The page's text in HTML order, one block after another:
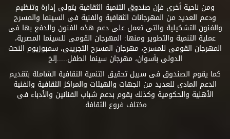
ومن ناحية أخرى فإن صندوق التنمية الثقافية يتولى إدارة وتنظيم
ودعم العديد من المهرجانات الثقافية والفنية فى السينما والمسرح
والفنون التشكيلية والتى تعمل على دعم هذه الفنون والدفع بها فى
عملية التنمية والتطوير ومنها: المهرجان القومى للسينما المصرية،
المهرجان القومى للمسرح، مهرجان المسرح التجريبى، سمبوزيوم النحت
الدولى بأسوان، مهرجان سينما الطفل.....إلخ
كما يقوم الصندوق فى سبيل تحقيق التنمية الثقافية الشاملة بتقديم
الدعم المادى للعديد من الجهات والهيئات والمراكز الثقافية والفنية
الأهلية والحكومية وكذلك يقوم بدعم شباب الفنانين والأدباء فى
مختلف فروع الثقافة.